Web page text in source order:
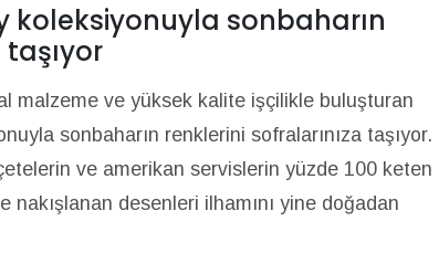
koleksiyonuyla sonbaharın
taşıyor
malzeme ve yüksek kalite işçilikle buluşturan
sonbaharın renklerini sofralarınıza taşıyor.
ve amerikan servislerin yüzde 100 keten
desenleri ilhamını yine doğadan